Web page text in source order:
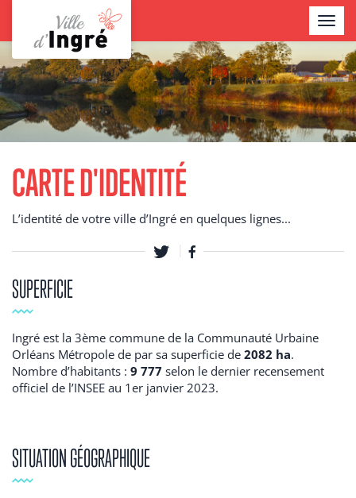
contenu
principal
Contenu
CARTE D'IDENTITÉ
L’identité de votre ville d’Ingré en quelques lignes...
SUPERFICIE
Ingré est la 3ème commune de la Communauté Urbaine
Orléans Métropole de par sa superficie de 2082 ha.
Nombre d’habitants : 9 777 selon le dernier recensement
officiel de l’INSEE au 1er janvier 2023.
SITUATION GÉOGRAPHIQUE